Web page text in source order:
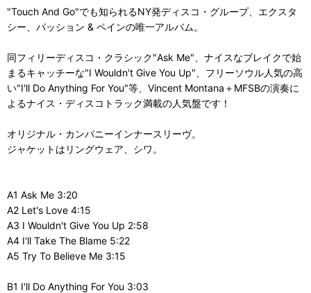
"Touch And Go"でも知られるNY発ディスコ・グループ、エクスタ
シー、パッション & ペインの唯一アルバム。
同フィリーディスコ・クラシック"Ask Me"、ナイスなブレイクで始
まるキャッチーな"I Wouldn't Give You Up"、フリーソウル人気の高
い"I'll Do Anything For You"等、Vincent Montana＋MFSBの演奏に
よるナイス・ディスコトラック満載の人気盤です！
オリジナル・カンパニーインナースリーヴ。
ジャケットはリングウェア、シワ。
A1 Ask Me 3:20
A2 Let's Love 4:15
A3 I Wouldn't Give You Up 2:58
A4 I'll Take The Blame 5:22
A5 Try To Believe Me 3:15
B1 I'll Do Anything For You 3:03